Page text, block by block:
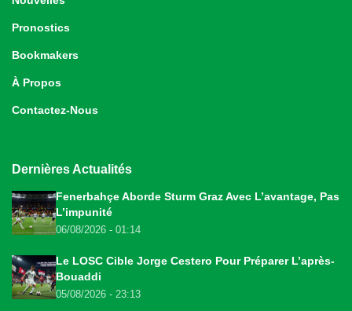
Pronostics
Bookmakers
À Propos
Contactez-Nous
Dernières Actualités
Fenerbahçe Aborde Sturm Graz Avec L’avantage, Pas
L’impunité
06/08/2026 - 01:14
Le LOSC Cible Jorge Cestero Pour Préparer L’après-
Bouaddi
05/08/2026 - 23:13